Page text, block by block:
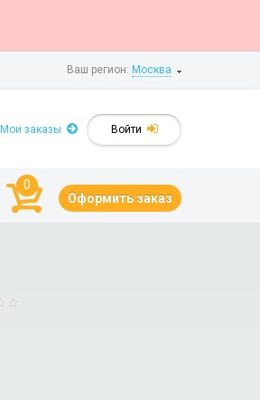
Ваш регион: Москва
Войти
Мои заказы
0
Оформить заказ